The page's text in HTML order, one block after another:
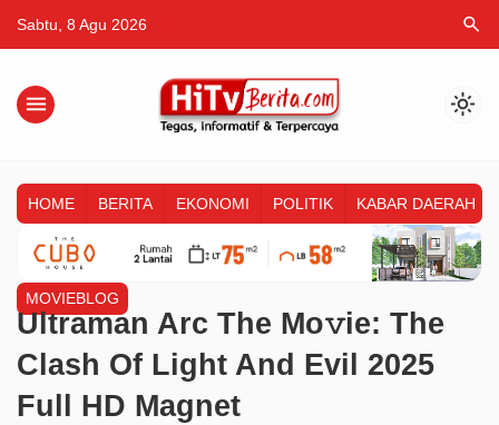
Sabtu, 8 Agu 2026 search
menu light_mode
HOME BERITA EKONOMI POLITIK KABAR DAERAH
MOVIEBLOG
Ultraman Arc The Mo𝚟ie: The
Clash Of Light And Evil 2025
Full HD Magnet